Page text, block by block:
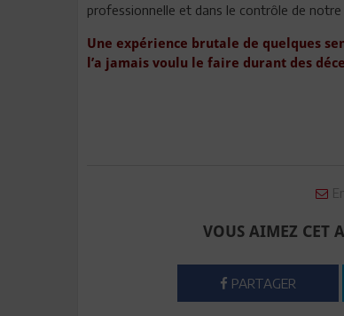
professionnelle et dans le contrôle de notre
Une expérience brutale de quelques
l’a jamais voulu le faire durant des
VOUS AIMEZ CET
PARTAGER